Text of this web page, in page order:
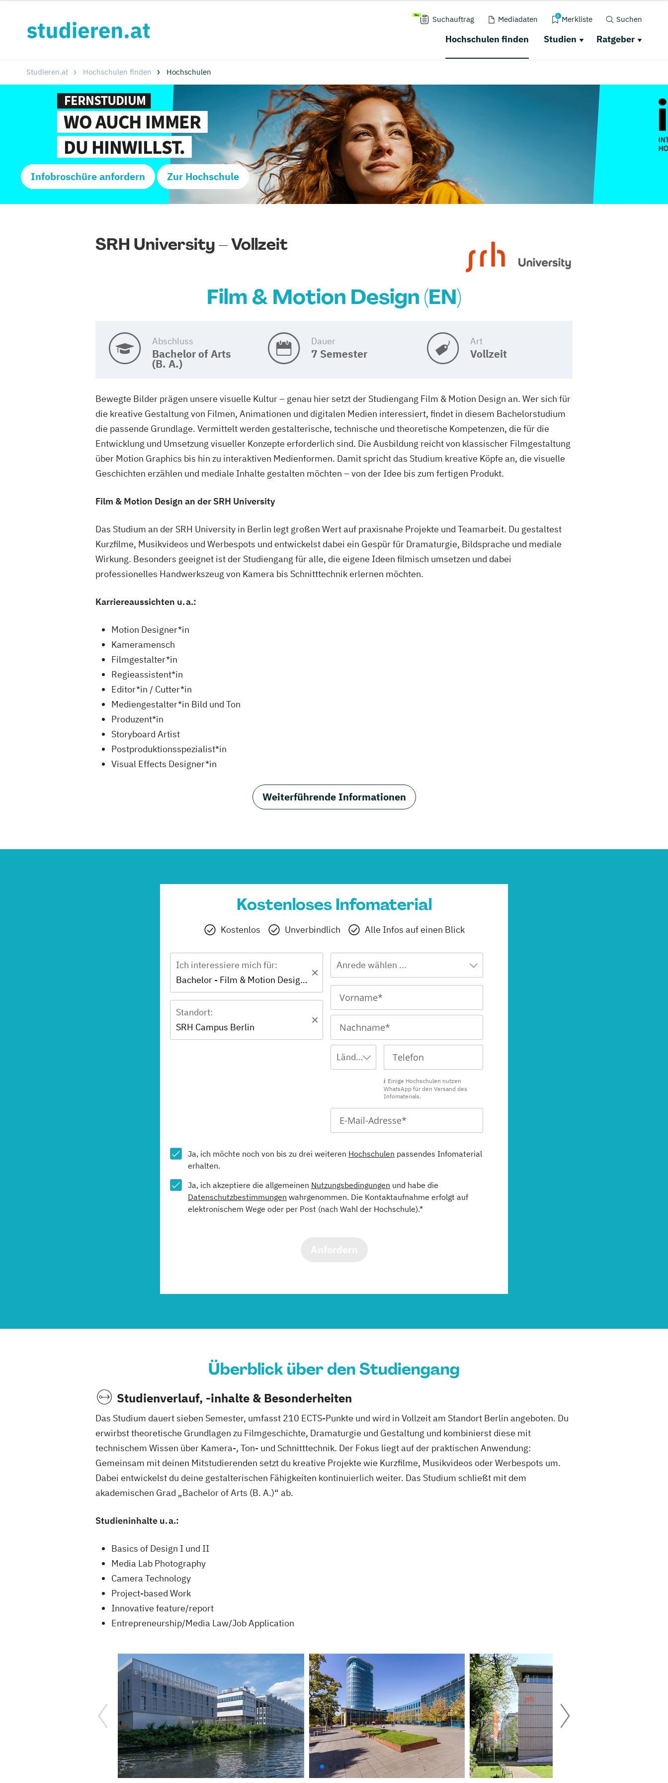
Suchauftrag Mediadaten 0 Merkliste Suchen
Hochschulen finden Studien Ratgeber
Studieren.at Hochschulen finden Hochschulen
Infobroschüre anfordern Zur Hochschule
SRH University – Vollzeit
Film & Motion Design (EN)
Abschluss
Bachelor of Arts
(B. A.)
Dauer
7 Semester
Art
Vollzeit
Bewegte Bilder prägen unsere visuelle Kultur – genau hier setzt der Studiengang Film & Motion Design an. Wer sich für
die kreative Gestaltung von Filmen, Animationen und digitalen Medien interessiert, findet in diesem Bachelorstudium
die passende Grundlage. Vermittelt werden gestalterische, technische und theoretische Kompetenzen, die für die
Entwicklung und Umsetzung visueller Konzepte erforderlich sind. Die Ausbildung reicht von klassischer Filmgestaltung
über Motion Graphics bis hin zu interaktiven Medienformen. Damit spricht das Studium kreative Köpfe an, die visuelle
Geschichten erzählen und mediale Inhalte gestalten möchten – von der Idee bis zum fertigen Produkt.
Film & Motion Design an der SRH University
Das Studium an der SRH University in Berlin legt großen Wert auf praxisnahe Projekte und Teamarbeit. Du gestaltest
Kurzfilme, Musikvideos und Werbespots und entwickelst dabei ein Gespür für Dramaturgie, Bildsprache und mediale
Wirkung. Besonders geeignet ist der Studiengang für alle, die eigene Ideen filmisch umsetzen und dabei
professionelles Handwerkszeug von Kamera bis Schnitttechnik erlernen möchten.
Karriereaussichten u. a.:
Motion Designer*in
Kameramensch
Filmgestalter*in
Regieassistent*in
Editor*in / Cutter*in
Mediengestalter*in Bild und Ton
Produzent*in
Storyboard Artist
Postproduktionsspezialist*in
Visual Effects Designer*in
Weiterführende Informationen
Kostenloses Infomaterial
Kostenlos Unverbindlich Alle Infos auf einen Blick
Ich interessiere mich für:
Bachelor - Film & Motion Design (EN)
Standort:
SRH Campus Berlin
Anrede wählen ...
Ländervorwahl wählen ...
Einige Hochschulen nutzen
WhatsApp für den Versand des
Infomaterials.
Ja, ich möchte noch von bis zu drei weiteren Hochschulen passendes Infomaterial
erhalten.
Ja, ich akzeptiere die allgemeinen Nutzungsbedingungen und habe die
Datenschutzbestimmungen wahrgenommen. Die Kontaktaufnahme erfolgt auf
elektronischem Wege oder per Post (nach Wahl der Hochschule).*
Überblick über den Studiengang
Studienverlauf, -inhalte & Besonderheiten
Das Studium dauert sieben Semester, umfasst 210 ECTS-Punkte und wird in Vollzeit am Standort Berlin angeboten. Du
erwirbst theoretische Grundlagen zu Filmgeschichte, Dramaturgie und Gestaltung und kombinierst diese mit
technischem Wissen über Kamera-, Ton- und Schnitttechnik. Der Fokus liegt auf der praktischen Anwendung:
Gemeinsam mit deinen Mitstudierenden setzt du kreative Projekte wie Kurzfilme, Musikvideos oder Werbespots um.
Dabei entwickelst du deine gestalterischen Fähigkeiten kontinuierlich weiter. Das Studium schließt mit dem
akademischen Grad „Bachelor of Arts (B. A.)“ ab.
Studieninhalte u. a.:
Basics of Design I und II
Media Lab Photography
Camera Technology
Project-based Work
Innovative feature/report
Entrepreneurship/Media Law/Job Application